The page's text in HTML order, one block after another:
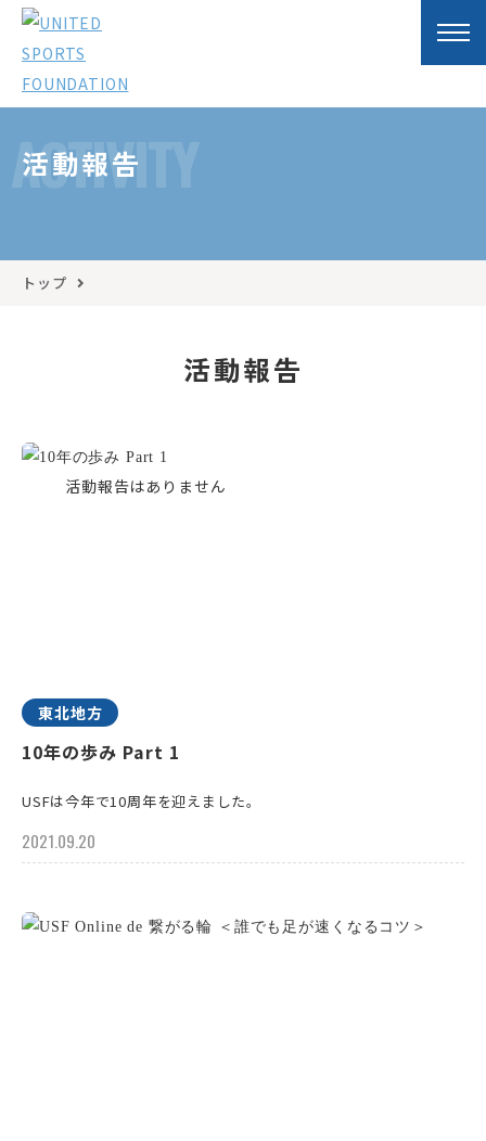
ACTIVITY
活動報告
トップ
活動報告
東北地方
10年の歩み Part 1
USFは今年で10周年を迎えました。
2021.09.20